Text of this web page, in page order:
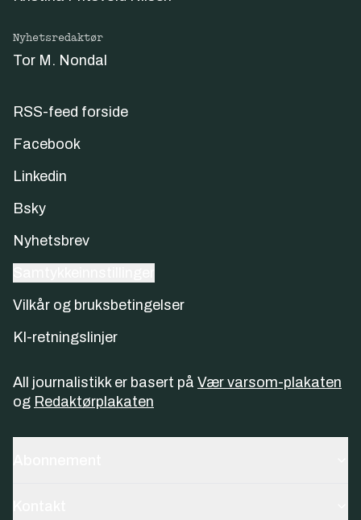
Nyhetsredaktør
Tor M. Nondal
RSS-feed forside
Facebook
Linkedin
Bsky
Nyhetsbrev
Vilkår og bruksbetingelser
KI-retningslinjer
All journalistikk er basert på Vær varsom-plakaten
og Redaktørplakaten